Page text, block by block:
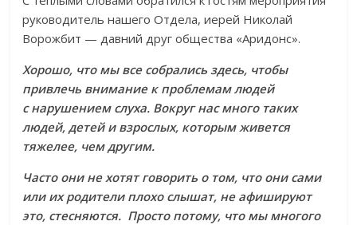
руководитель нашего Отдела, иерей Николай
Ворожбит — давний друг общества «Аридонс».
Хорошо, что мы все собрались здесь, чтобы
привлечь внимание к проблемам людей
с нарушением слуха. Вокруг нас много таких
людей, детей и взрослых, которым живется
тяжелее, чем другим.
Часто они не хотят говорить о том, что они сами
или их родители плохо слышат, не афишируют
это, стесняются. Просто потому, что мы многого